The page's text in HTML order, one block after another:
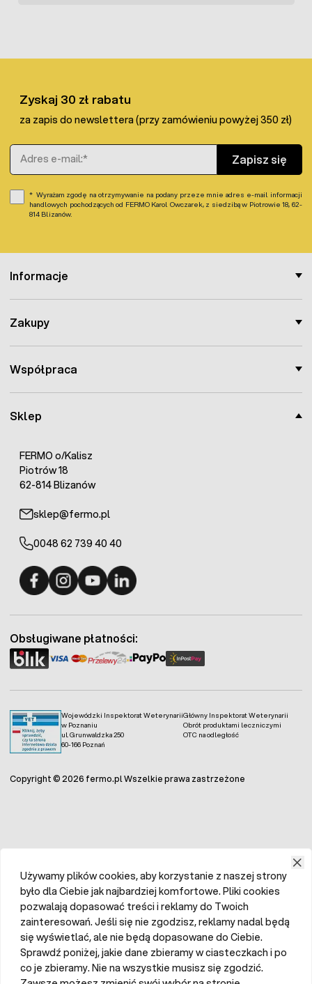
Sklep
FERMO o/Kalisz
Piotrów 18
62-814 Blizanów
sklep@fermo.pl
0048 62 739 40 40
Informacje
Zakupy
Współpraca
Zyskaj 30 zł rabatu
za zapis do newslettera (przy zamówieniu powyżej 350 zł)
Adres e-mail
Zapisz się
Wyrażam zgodę na otrzymywanie na podany przeze mnie adres e-mail informacji
handlowych pochodzących od FERMO Karol Owczarek, z siedzibą w Piotrowie 18, 62-
814 Blizanów.
Wojewódzki Inspektorat Weterynarii
w Poznaniu
ul. Grunwaldzka 250
60-166 Poznań
Główny Inspektorat Weterynarii
Obrót produktami leczniczymi
OTC na odległość
Obsługiwane płatności:
Copyright © 2026 fermo.pl Wszelkie prawa zastrzeżone
Używamy plików cookies, aby korzystanie z naszej strony
było dla Ciebie jak najbardziej komfortowe. Pliki cookies
pozwalają dopasować treści i reklamy do Twoich
zainteresowań. Jeśli się nie zgodzisz, reklamy nadal będą
się wyświetlać, ale nie będą dopasowane do Ciebie.
Sprawdź poniżej, jakie dane zbieramy w ciasteczkach i po
co je zbieramy. Nie na wszystkie musisz się zgodzić.